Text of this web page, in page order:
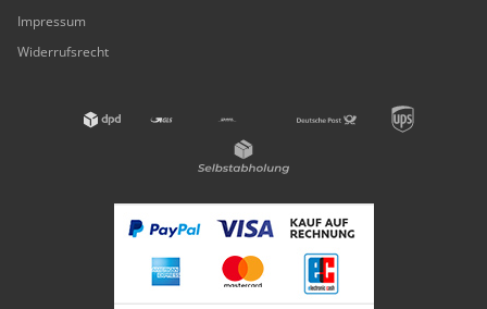
Impressum
Widerrufsrecht